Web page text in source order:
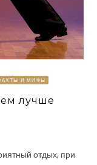
И МИФЫ
лучше
отдых, при